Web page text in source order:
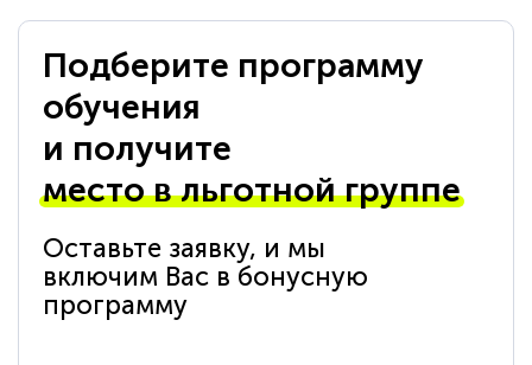
Подберите программу
обучения
и получите
место в льготной группе
Оставьте заявку, и мы
включим Вас в бонусную
программу